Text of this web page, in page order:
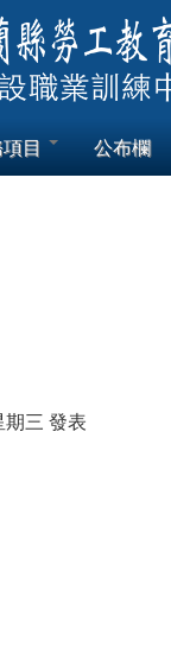
目 公布欄
三 發表